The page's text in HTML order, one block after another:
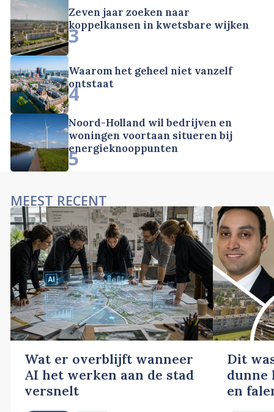
Zeven jaar zoeken naar
koppelkansen in kwetsbare wijken
3
Waarom het geheel niet vanzelf
ontstaat
4
Noord-Holland wil bedrijven en
woningen voortaan situeren bij
energieknooppunten
5
MEEST RECENT
Wat er overblijft wanneer
AI het werken aan de stad
versnelt
Dit
dunne
en